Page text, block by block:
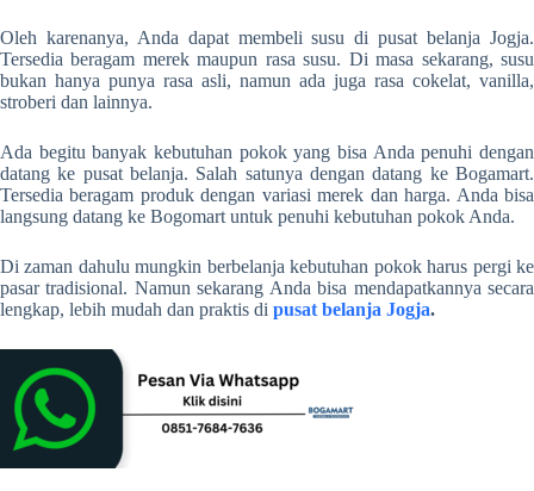
Oleh karenanya, Anda dapat membeli susu dipusat belanja Jogja.
Tersedia beragam merek maupun rasa susu. Di masa sekarang, susu
bukan hanya punya rasa asli, namun ada juga rasa cokelat, vanilla,
stroberi dan lainnya.
Ada begitu banyak kebutuhan pokok yang bisa Anda penuhi dengan
datang ke pusat belanja. Salah satunya dengan datang ke Bogamart.
Tersedia beragam produk dengan variasi merek dan harga. Anda bisa
langsung datang ke Bogomart untuk penuhi kebutuhan pokok Anda.
Di zaman dahulu mungkin berbelanja kebutuhan pokok harus pergi ke
pasar tradisional. Namun sekarang Anda bisa mendapatkannya secara
lengkap, lebih mudah dan praktis di pusat belanja Jogja.